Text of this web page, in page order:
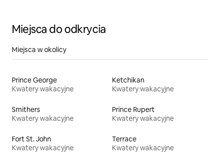
Miejsca do odkrycia
Miejsca w okolicy
Prince George
Kwatery wakacyjne
Ketchikan
Kwatery wakacyjne
Smithers
Kwatery wakacyjne
Prince Rupert
Kwatery wakacyjne
Fort St. John
Kwatery wakacyjne
Terrace
Kwatery wakacyjne